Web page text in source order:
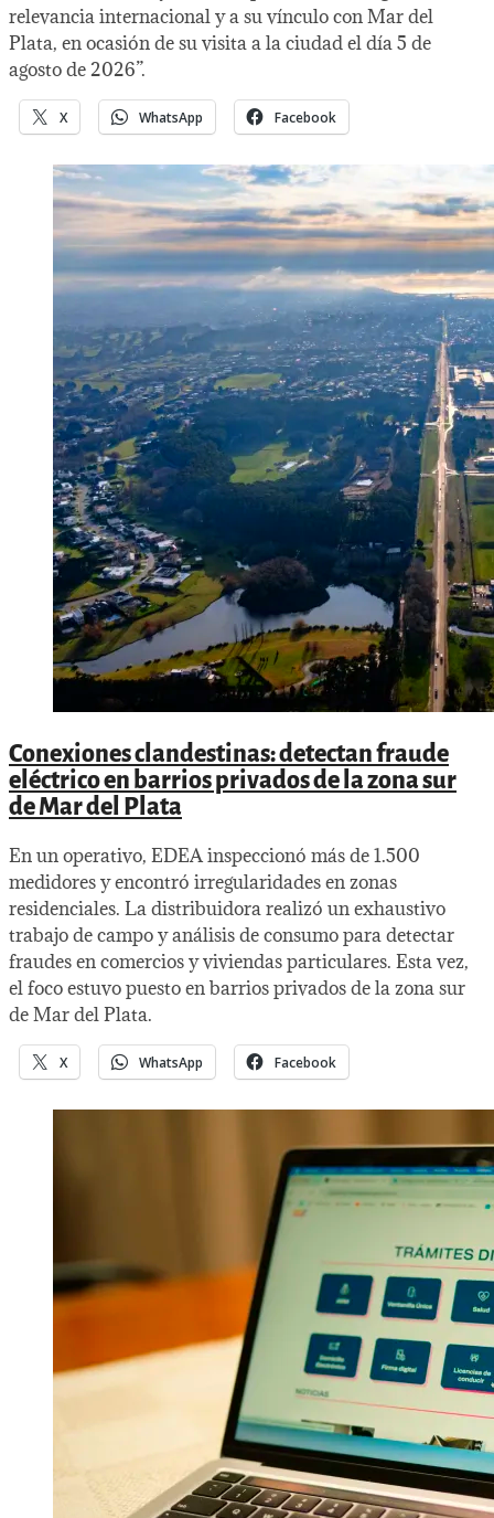
relevancia internacional y a su vínculo con Mar del
Plata, en ocasión de su visita a la ciudad el día 5 de
agosto de 2026”.
X WhatsApp Facebook
Conexiones clandestinas: detectan fraude
eléctrico en barrios privados de la zona sur
de Mar del Plata
En un operativo, EDEA inspeccionó más de 1.500
medidores y encontró irregularidades en zonas
residenciales. La distribuidora realizó un exhaustivo
trabajo de campo y análisis de consumo para detectar
fraudes en comercios y viviendas particulares. Esta vez,
el foco estuvo puesto en barrios privados de la zona sur
de Mar del Plata.
X WhatsApp Facebook